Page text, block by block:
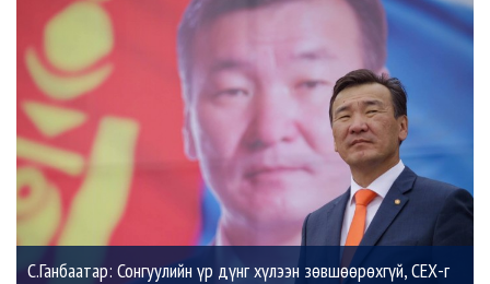
С.Ганбаатар: Сонгуулийн үр дүнг хүлээн зөвшөөрөхгүй, СЕХ-г